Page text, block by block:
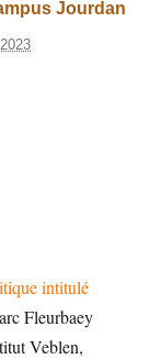
Jourdan
intitulé
Fleurbaey
Veblen,